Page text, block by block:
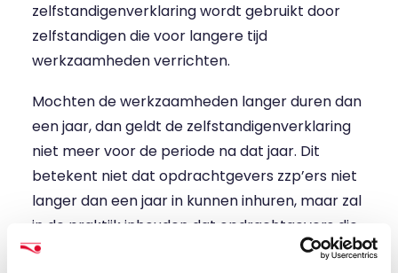
zelfstandigenverklaring wordt gebruikt door
zelfstandigen die voor langere tijd
werkzaamheden verrichten.
Mochten de werkzaamheden langer duren dan
een jaar, dan geldt de zelfstandigenverklaring
niet meer voor de periode na dat jaar. Dit
betekent niet dat opdrachtgevers zzp’ers niet
langer dan een jaar in kunnen inhuren, maar zal
in de praktijk inhouden dat opdrachtgevers die
zekerheid zoeken met behulp van de